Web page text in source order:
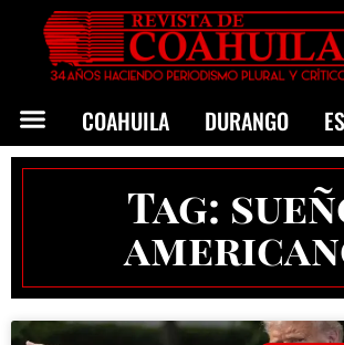
COAHUILA DURANGO
Tag: